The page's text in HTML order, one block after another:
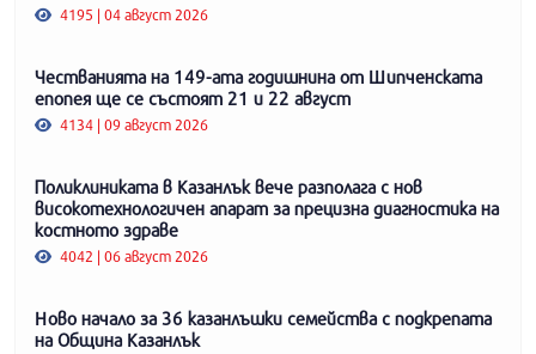
4195 | 04 август 2026
Честванията на 149-ата годишнина от Шипченската
епопея ще се състоят 21 и 22 август
4134 | 09 август 2026
Поликлиниката в Казанлък вече разполага с нов
високотехнологичен апарат за прецизна диагностика на
костното здраве
4042 | 06 август 2026
Ново начало за 36 казанлъшки семейства с подкрепата
на Община Казанлък